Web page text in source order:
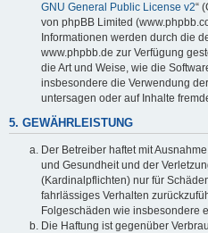
GNU General Public License v2“
von phpBB Limited
Informationen werden durch die
www.phpbb.de zur Verfügung
die Art und Weise, wie die
insbesondere die Verwendung
untersagen oder auf Inhalte
5. GEWÄHRLEISTUNG
Der Betreiber haftet mit
und Gesundheit und der
(Kardinalpflichten) nur für
fahrlässiges Verhalten
Folgeschäden wie insbesondere
Die Haftung ist gegenüber